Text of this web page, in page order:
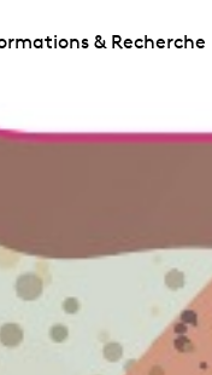
& Recherche